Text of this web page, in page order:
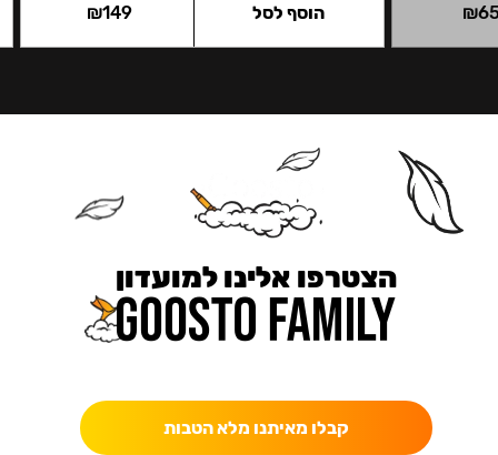
₪
₪149 הוסף לסל
הצטרפו אלינו למועדון
קבלו מאיתנו מלא הטבות